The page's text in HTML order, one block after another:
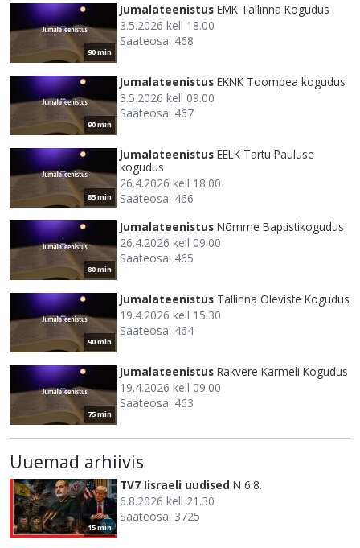
90 min
Jumalateenistus EMK Tallinna Kogudus
3.5.2026 kell 18.00
Saateosa: 468
90 min
Jumalateenistus EKNK Toompea kogudus
3.5.2026 kell 09.00
Saateosa: 467
85 min
Jumalateenistus EELK Tartu Pauluse
kogudus
26.4.2026 kell 18.00
Saateosa: 466
80 min
Jumalateenistus Nõmme Baptistikogudus
26.4.2026 kell 09.00
Saateosa: 465
90 min
Jumalateenistus Tallinna Oleviste Kogudus
19.4.2026 kell 15.30
Saateosa: 464
75 min
Jumalateenistus Rakvere Karmeli Kogudus
19.4.2026 kell 09.00
Saateosa: 463
Uuemad arhiivis
15 min
TV7 Iisraeli uudised N 6.8.
6.8.2026 kell 21.30
Saateosa: 3725